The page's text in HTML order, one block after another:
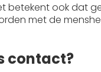
betekent ook
met de
contact?